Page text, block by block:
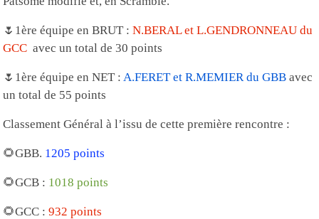
🌷1ère équipe en BRUT : N.BERAL et L.GENDRONNEAU du
GCC avec un total de 30 points
🌷1ère équipe en NET : A.FERET et R.MEMIER du GBB avec
un total de 55 points
Classement Général à l’issu de cette première rencontre :
🌻GBB. 1205 points
🌻GCB : 1018 points
🌻GCC : 932 points